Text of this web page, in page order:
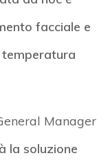
facciale e
temperatura
Manager
la soluzione